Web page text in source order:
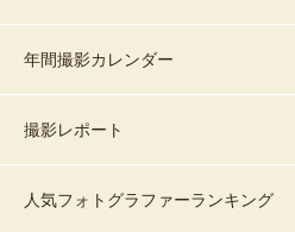
年間撮影カレンダー
撮影レポート
人気フォトグラファーランキング